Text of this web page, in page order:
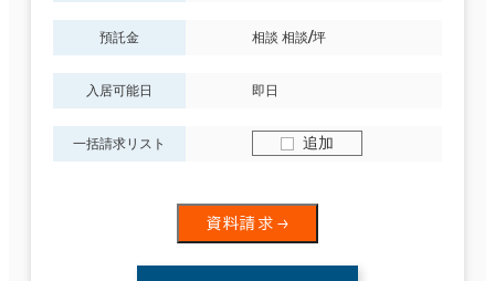
預託金 相談 相談/坪
入居可能日 即日
一括請求リスト 追加
資料請求